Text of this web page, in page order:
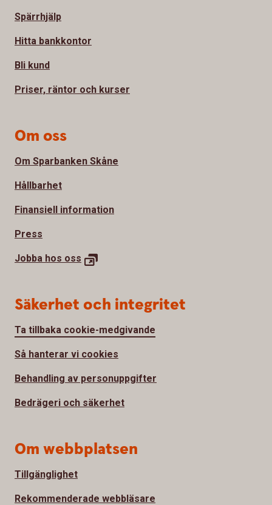
Spärrhjälp
Hitta bankkontor
Bli kund
Priser, räntor och kurser
Om oss
Om Sparbanken Skåne
Hållbarhet
Finansiell information
Press
Jobba hos oss
Säkerhet och integritet
Ta tillbaka cookie-medgivande
Så hanterar vi cookies
Behandling av personuppgifter
Bedrägeri och säkerhet
Om webbplatsen
Tillgänglighet
Rekommenderade webbläsare